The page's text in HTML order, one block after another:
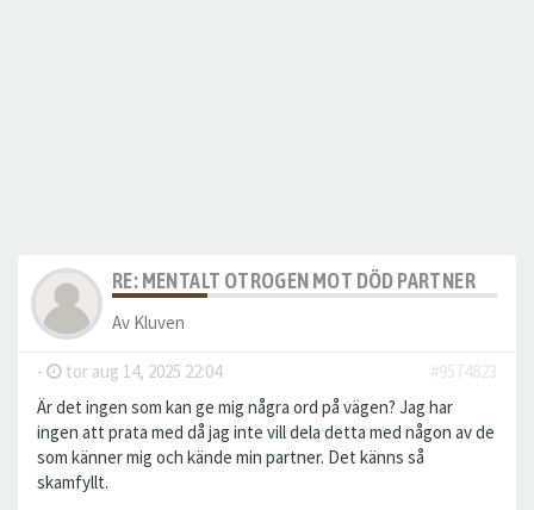
RE: MENTALT OTROGEN MOT DÖD PARTNER
Av Kluven
- tor aug 14, 2025 22:04
#9574823
Är det ingen som kan ge mig några ord på vägen? Jag har
ingen att prata med då jag inte vill dela detta med någon av de
som känner mig och kände min partner. Det känns så
skamfyllt.